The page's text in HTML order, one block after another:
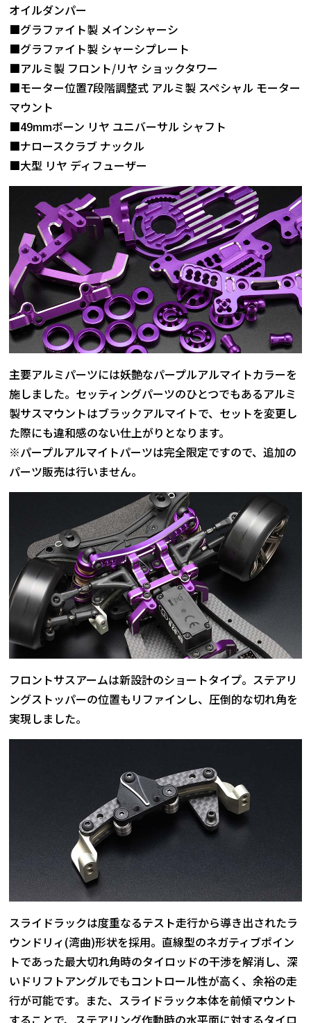
オイルダンパー
■グラファイト製 メインシャーシ
■グラファイト製 シャーシプレート
■アルミ製 フロント/リヤ ショックタワー
■モーター位置7段階調整式 アルミ製 スペシャル モーター
マウント
■49mmボーン リヤ ユニバーサル シャフト
■ナロースクラブ ナックル
■大型 リヤ ディフューザー
主要アルミパーツには妖艶なパープルアルマイトカラーを
施しました。セッティングパーツのひとつでもあるアルミ
製サスマウントはブラックアルマイトで、セットを変更し
た際にも違和感のない仕上がりとなります。
※パープルアルマイトパーツは完全限定ですので、追加の
パーツ販売は行いません。
フロントサスアームは新設計のショートタイプ。ステアリ
ングストッパーの位置もリファインし、圧倒的な切れ角を
実現しました。
スライドラックは度重なるテスト走行から導き出されたラ
ウンドリィ(湾曲)形状を採用。直線型のネガティブポイン
トであった最大切れ角時のタイロッドの干渉を解消し、深
いドリフトアングルでもコントロール性が高く、余裕の走
行が可能です。また、スライドラック本体を前傾マウント
することで、ステアリング作動時の水平面に対するタイロ